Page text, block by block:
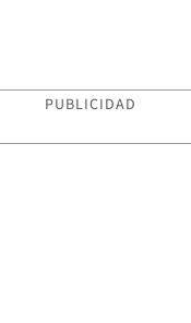
PUBLICIDAD